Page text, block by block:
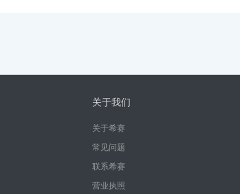
关于我们
关于希赛
常见问题
联系希赛
营业执照